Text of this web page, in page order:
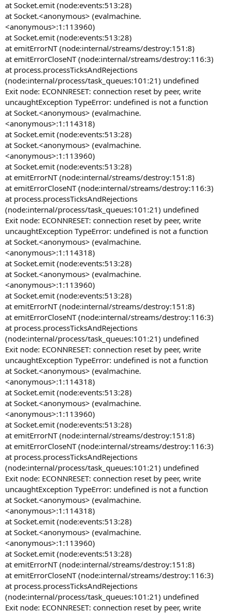
at Socket.emit (node:events:513:28)
at Socket.<anonymous> (evalmachine.
<anonymous>:1:113960)
at Socket.emit (node:events:513:28)
at emitErrorNT (node:internal/streams/destroy:151:8)
at emitErrorCloseNT (node:internal/streams/destroy:116:3)
at process.processTicksAndRejections
(node:internal/process/task_queues:101:21) undefined
Exit node: ECONNRESET: connection reset by peer, write
uncaughtException TypeError: undefined is not a function
at Socket.<anonymous> (evalmachine.
<anonymous>:1:114318)
at Socket.emit (node:events:513:28)
at Socket.<anonymous> (evalmachine.
<anonymous>:1:113960)
at Socket.emit (node:events:513:28)
at emitErrorNT (node:internal/streams/destroy:151:8)
at emitErrorCloseNT (node:internal/streams/destroy:116:3)
at process.processTicksAndRejections
(node:internal/process/task_queues:101:21) undefined
Exit node: ECONNRESET: connection reset by peer, write
uncaughtException TypeError: undefined is not a function
at Socket.<anonymous> (evalmachine.
<anonymous>:1:114318)
at Socket.emit (node:events:513:28)
at Socket.<anonymous> (evalmachine.
<anonymous>:1:113960)
at Socket.emit (node:events:513:28)
at emitErrorNT (node:internal/streams/destroy:151:8)
at emitErrorCloseNT (node:internal/streams/destroy:116:3)
at process.processTicksAndRejections
(node:internal/process/task_queues:101:21) undefined
Exit node: ECONNRESET: connection reset by peer, write
uncaughtException TypeError: undefined is not a function
at Socket.<anonymous> (evalmachine.
<anonymous>:1:114318)
at Socket.emit (node:events:513:28)
at Socket.<anonymous> (evalmachine.
<anonymous>:1:113960)
at Socket.emit (node:events:513:28)
at emitErrorNT (node:internal/streams/destroy:151:8)
at emitErrorCloseNT (node:internal/streams/destroy:116:3)
at process.processTicksAndRejections
(node:internal/process/task_queues:101:21) undefined
Exit node: ECONNRESET: connection reset by peer, write
uncaughtException TypeError: undefined is not a function
at Socket.<anonymous> (evalmachine.
<anonymous>:1:114318)
at Socket.emit (node:events:513:28)
at Socket.<anonymous> (evalmachine.
<anonymous>:1:113960)
at Socket.emit (node:events:513:28)
at emitErrorNT (node:internal/streams/destroy:151:8)
at emitErrorCloseNT (node:internal/streams/destroy:116:3)
at process.processTicksAndRejections
(node:internal/process/task_queues:101:21) undefined
Exit node: ECONNRESET: connection reset by peer, write